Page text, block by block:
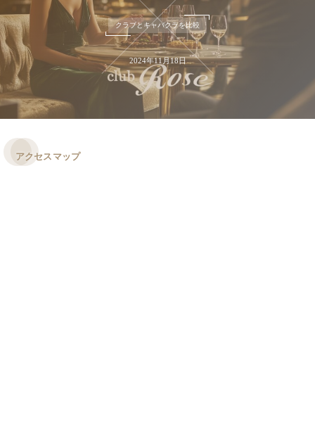
クラブとキャバクラを比較
2024年11月18日
アクセスマップ